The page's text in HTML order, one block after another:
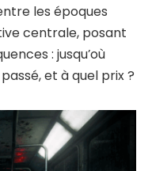
les époques
centrale, posant
: jusqu’où
et à quel prix ?